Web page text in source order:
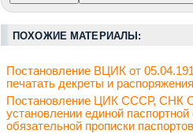
ПОХОЖИЕ МАТЕРИАЛЫ:
Постановление ВЦИК от
печатать декреты и
Постановление ЦИК СССР, СНК
установлении единой
обязательной прописки паспортов